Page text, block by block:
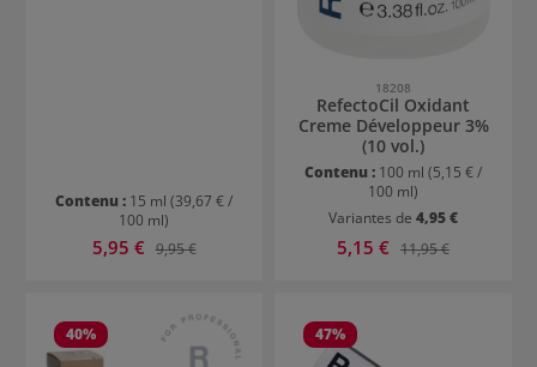
Contenu : 15 ml (39,67 € /
100 ml)
Prix de vente :
5,95 € Prix régulier :
9,95 €
18208
RefectoCil Oxidant
Creme Développeur 3%
(10 vol.)
Contenu : 100 ml (5,15 € /
100 ml)
Variantes de 4,95 €
Prix de vente :
5,15 € Prix régulier :
11,95 €
40% 47%